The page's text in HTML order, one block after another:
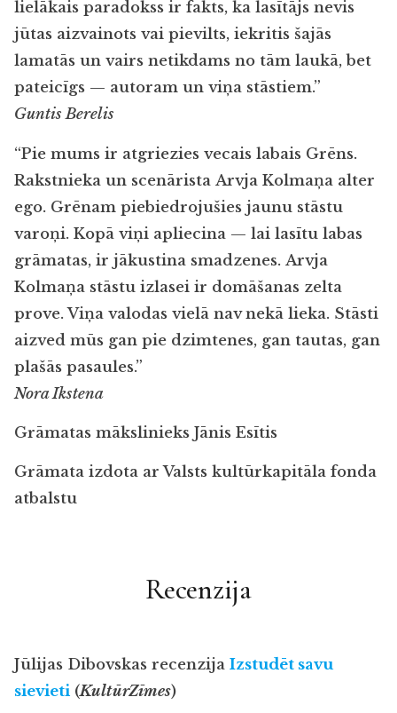
lielākais paradokss ir fakts, ka lasītājs nevis
jūtas aizvainots vai pievilts, iekritis šajās
lamatās un vairs netikdams no tām laukā, bet
pateicīgs — autoram un viņa stāstiem.”
Guntis Berelis
“Pie mums ir atgriezies vecais labais Grēns.
Rakstnieka un scenārista Arvja Kolmaņa alter
ego. Grēnam piebiedrojušies jaunu stāstu
varoņi. Kopā viņi apliecina — lai lasītu labas
grāmatas, ir jākustina smadzenes. Arvja
Kolmaņa stāstu izlasei ir domāšanas zelta
prove. Viņa valodas vielā nav nekā lieka. Stāsti
aizved mūs gan pie dzimtenes, gan tautas, gan
plašās pasaules.”
Nora Ikstena
Grāmatas mākslinieks Jānis Esītis
Grāmata izdota ar Valsts kultūrkapitāla fonda
atbalstu
Recenzija
Jūlijas Dibovskas recenzija Izstudēt savu
sievieti (KultūrZīmes)